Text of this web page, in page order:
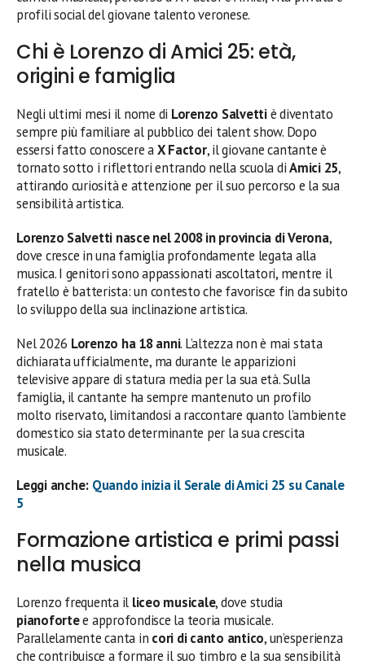
profili social del giovane talento veronese.
Chi è Lorenzo di Amici 25: età,
origini e famiglia
Negli ultimi mesi il nome di Lorenzo Salvettiè diventato
sempre più familiare al pubblico dei talent show. Dopo
essersi fatto conoscere aX Factor, il giovane cantante è
tornato sotto i riflettori entrando nella scuola diAmici 25,
attirando curiosità e attenzione per il suo percorso e la sua
sensibilità artistica.
Lorenzo Salvetti nasce nel 2008 in provincia di Verona,
dove cresce in una famiglia profondamente legata alla
musica. I genitori sono appassionati ascoltatori, mentre il
fratello è batterista: un contesto che favorisce fin da subito
lo sviluppo della sua inclinazione artistica.
Nel 2026 Lorenzo ha 18 anni. L’altezza non è mai stata
dichiarata ufficialmente, ma durante le apparizioni
televisive appare di statura media per la sua età. Sulla
famiglia, il cantante ha sempre mantenuto un profilo
molto riservato, limitandosi a raccontare quanto l’ambiente
domestico sia stato determinante per la sua crescita
musicale.
Leggi anche: Quando inizia il Serale di Amici 25 su Canale
5
Formazione artistica e primi passi
nella musica
Lorenzo frequenta il liceo musicale, dove studia
pianofortee approfondisce la teoria musicale.
Parallelamente canta in cori di canto antico, un’esperienza
che contribuisce a formare il suo timbro e la sua sensibilità